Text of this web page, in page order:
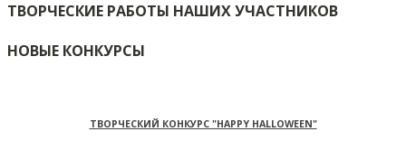
ТВОРЧЕСКИЕ РАБОТЫ НАШИХ УЧАСТНИКОВ
НОВЫЕ КОНКУРСЫ
ТВОРЧЕСКИЙ КОНКУРС "HAPPY HALLOWEEN"